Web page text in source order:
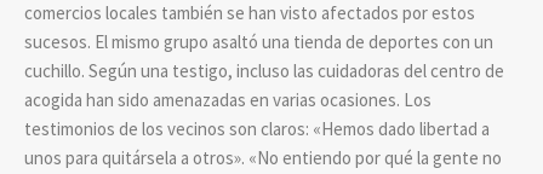
comercios locales también se han visto afectados por estos
sucesos. El mismo grupo asaltó una tienda de deportes con un
cuchillo. Según una testigo, incluso las cuidadoras del centro de
acogida han sido amenazadas en varias ocasiones. Los
testimonios de los vecinos son claros: «Hemos dado libertad a
unos para quitársela a otros». «No entiendo por qué la gente no